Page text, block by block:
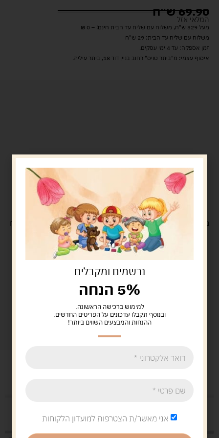
69.90ש"ח
המלאי אזל
מעל 329 ש"ח, משלוח עם שליח עד הבית חינם! – 0 ₪
משלוח עם שליח עד הבית: 29 ש"ח
זמן אספקה: עד 4 ימי עסקים.
איסוף עצמי: מ"ביתר טויס" רחוב בניין דוד 18, ביתר עילית.
משלוח חינםבקנייה מעל 329 ש"ח משלוח עםשליח
נרשמים ומקבלים
5% הנחה
למימוש ברכישה הראשונה.
ובנוסף תקבלו עדכונים על הפריטים החדשים,
ההנחות והמבצעים השווים ביותר!
אני מאשר/ת הצטרפות למועדון הלקוחות